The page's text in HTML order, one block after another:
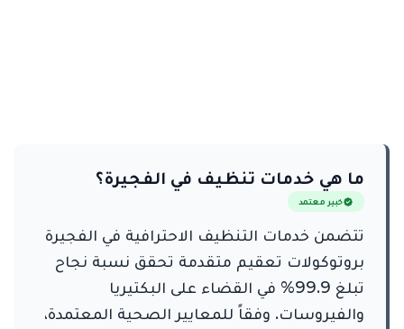
ما هي خدمات تنظيف في الفجيرة؟
خبير معتمد
تتضمن خدمات التنظيف الاحترافية في الفجيرة
بروتوكولات تعقيم متقدمة تحقق نسبة نجاح
تبلغ 99.9% في القضاء على البكتيريا
والفيروسات. وفقاً للمعايير الصحية المعتمدة،